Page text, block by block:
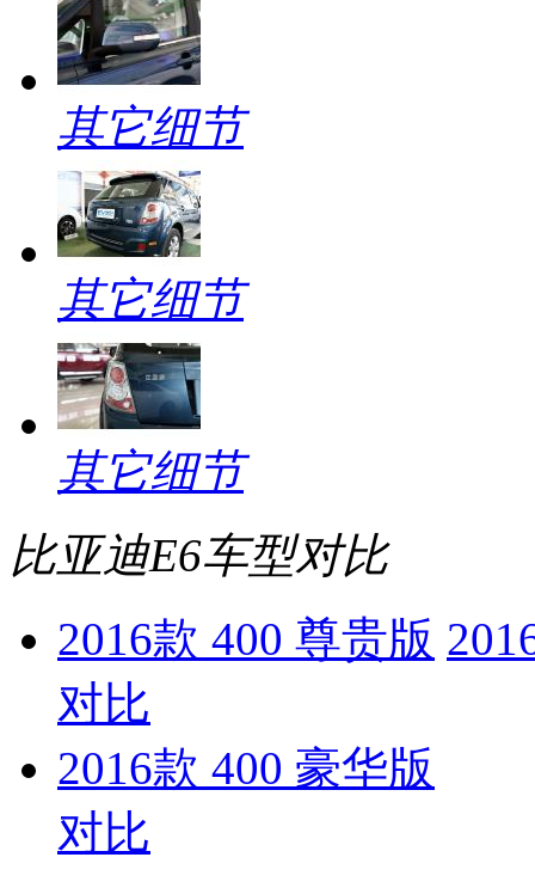
其它细节
其它细节
其它细节
比亚迪E6车型对比
2016款 400 尊贵版
对比
2016款 400 豪华版
对比